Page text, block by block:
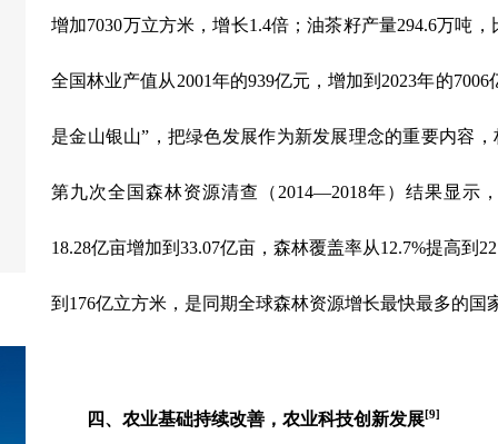
增加7030万立方米，增长1.4倍；油茶籽产量294.6万吨，
全国林业产值从 2001年的939亿元，增加到 2023年的7006
是金山银山”，把绿色发展作为新发展理念的重要内容
第九次全国森林资源清查（ 2014—2018年）结果显示
18.28亿亩增加到 33.07亿亩，森林覆盖率从12.7%提高到
到 176亿立方米，是同期全球森林资源增长最快最多的国
四、农业基础持续改善，农业科技创新发展[9]